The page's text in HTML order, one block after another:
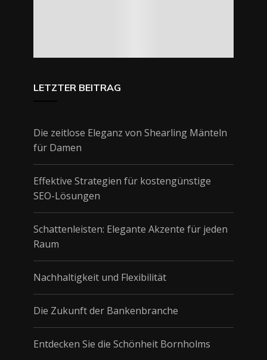
LETZTER BEITRAG
Die zeitlose Eleganz von Shearling Mänteln
für Damen
Effektive Strategien für kostengünstige
SEO-Lösungen
Schattenleisten: Elegante Akzente für jeden
Raum
Nachhaltigkeit und Flexibilität
Die Zukunft der Bankenbranche
Entdecken Sie die Schönheit Bornholms